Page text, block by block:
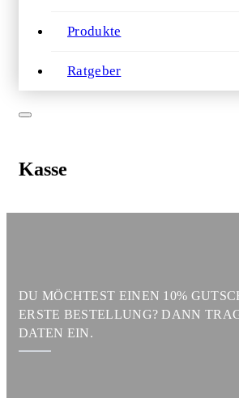
Produkte
Ratgeber
Kasse
DU MÖCHTEST EINEN 10%
ERSTE BESTELLUNG? DANN
DATEN EIN.